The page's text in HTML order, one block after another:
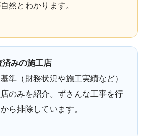
然とわかります。
済みの施工店
準（財務状況や施工実績など）
のみを紹介。ずさんな工事を行
ら排除しています。